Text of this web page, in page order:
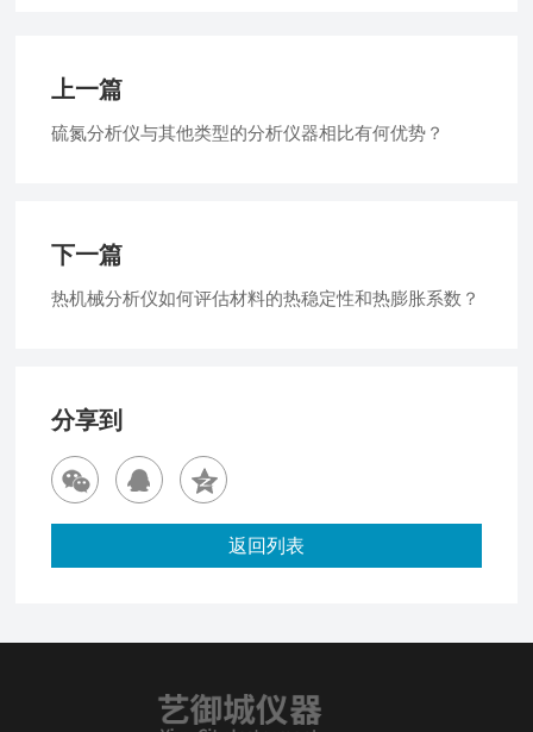
上一篇
硫氮分析仪与其他类型的分析仪器相比有何优势？
下一篇
热机械分析仪如何评估材料的热稳定性和热膨胀系数？
分享到
返回列表